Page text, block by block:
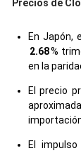
Precios de
En Japón,
2.68%
en la
El precio
El